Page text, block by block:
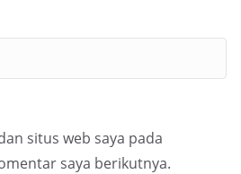
situs web saya pada
saya berikutnya.